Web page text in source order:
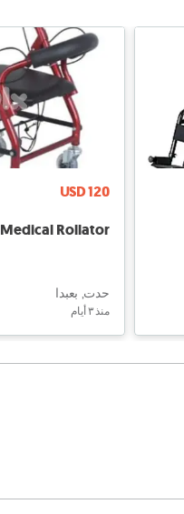
USD 120
Medical Rollator
حدت, بعبدا
منذ ٣ أيام